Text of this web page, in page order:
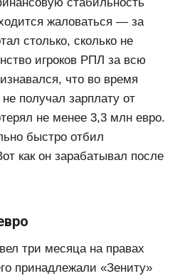
жаловаться — за
столько, сколько не
игроков РПЛ за всю
что во время
получал зарплату от
не менее 3,3 млн евро.
быстро отбил
как он зарабатывал после
три месяца на правах
принадлежали «Зениту»